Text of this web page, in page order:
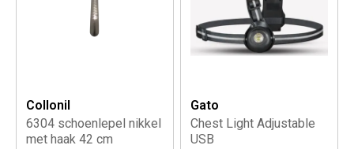
Collonil
6304 schoenlepel nikkel
met haak 42 cm
Gato
Chest Light Adjustable
USB